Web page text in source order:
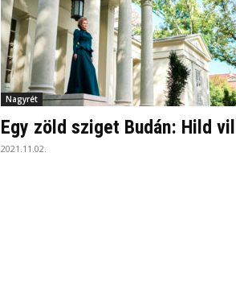
Nagyrét
Egy zöld sziget Budán: Hild
2021.11.02.